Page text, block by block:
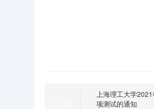
上海理工大学
项测试的通知